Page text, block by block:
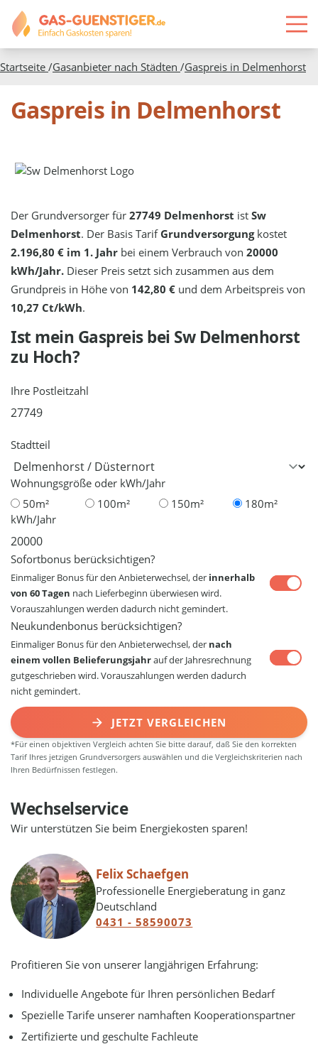
Startseite /Gasanbieter nach Städten /Gaspreis in Delmenhorst
Gaspreis in Delmenhorst
Der Grundversorger für27749 Delmenhorst istSw
Delmenhorst. Der Basis Tarif Grundversorgungkostet
2.196,80 € im 1. Jahr bei einem Verbrauch von20000
kWh/Jahr. Dieser Preis setzt sich zusammen aus dem
Grundpreis in Höhe von 142,80 € und dem Arbeitspreis von
10,27 Ct/kWh.
Ist mein Gaspreis bei Sw Delmenhorst
zu Hoch?
Ihre Postleitzahl
Stadtteil
Wohnungsgröße oder kWh/Jahr
50m²
100m² 150m²
180m²
kWh/Jahr
Sofortbonus berücksichtigen?
Einmaliger Bonus für den Anbieterwechsel, der innerhalb
von 60 Tagen nach Lieferbeginn überwiesen wird.
Vorauszahlungen werden dadurch nicht gemindert.
Neukundenbonus berücksichtigen?
Einmaliger Bonus für den Anbieterwechsel, der nach
einem vollen Belieferungsjahrauf der Jahresrechnung
gutgeschrieben wird. Vorauszahlungen werden dadurch
nicht gemindert.
JETZT VERGLEICHEN
*Für einen objektiven Vergleich achten Sie bitte darauf, daß Sie den korrekten
Tarif Ihres jetzigen Grundversorgers auswählen und die Vergleichskriterien nach
Ihren Bedürfnissen festlegen.
Wechselservice
Wir unterstützen Sie beim Energiekosten sparen!
Felix Schaefgen
Professionelle Energieberatung in ganz
Deutschland
0431 - 58590073
Profitieren Sie von unserer langjährigen Erfahrung:
Individuelle Angebote für Ihren persönlichen Bedarf
Spezielle Tarife unserer namhaften Kooperationspartner
Zertifizierte und geschulte Fachleute